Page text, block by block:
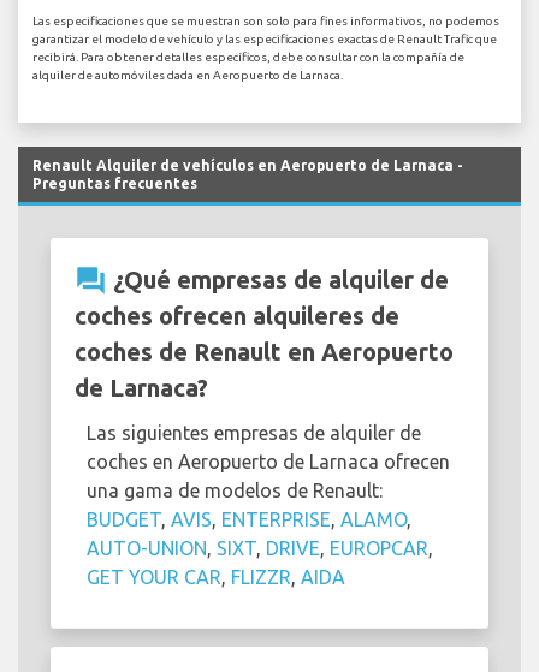
Las especificaciones que se muestran son solo para fines informativos, no podemos
garantizar el modelo de vehículo y las especificaciones exactas de Renault Trafic que
recibirá. Para obtener detalles específicos, debe consultar con la compañía de
alquiler de automóviles dada en Aeropuerto de Larnaca.
Renault Alquiler de vehículos en Aeropuerto de Larnaca -
Preguntas frecuentes
question_answer ¿Qué empresas de alquiler de
coches ofrecen alquileres de
coches de Renault en Aeropuerto
de Larnaca?
Las siguientes empresas de alquiler de
coches en Aeropuerto de Larnaca ofrecen
una gama de modelos de Renault:
BUDGET AVIS ENTERPRISE ALAMO,
AUTO-UNION SIXT DRIVE EUROPCAR
GET YOUR CAR FLIZZR AIDA